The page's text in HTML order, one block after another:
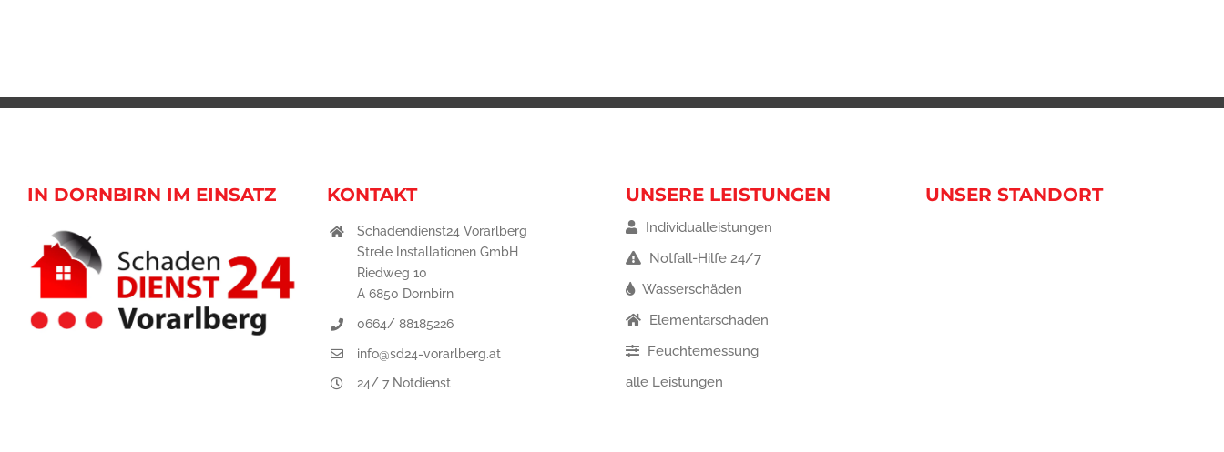
IN DORNBIRN IM EINSATZ KONTAKT
Schadendienst24 Vorarlberg
Strele Installationen GmbH
Riedweg 10
A 6850 Dornbirn
0664/ 88185226
info@sd24-vorarlberg.at
24/ 7 Notdienst
UNSERE LEISTUNGEN
Individualleistungen
Notfall-Hilfe 24/7
Wasserschäden
Elementarschaden
Feuchtemessung
alle Leistungen
UNSER STANDORT